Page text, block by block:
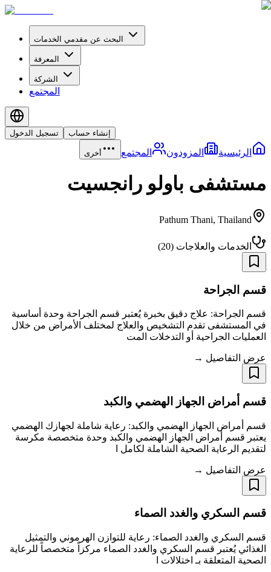
البحث عن مقدمي الخدمات
المعرفة
الشركة
المجتمع
تسجيل الدخول إنشاء حساب
الرئيسية المزودون المجتمع أخرى
مستشفى باولو رانجسيت
Pathum Thani, Thailand
الخدمات والعلاجات (
20
)
قسم الجراحة
قسم الجراحة: علاج دقيق بخبرة يُعتبر قسم الجراحة وحدة أساسية
في المستشفى تقدم التشخيص والعلاج لمختلف الأمراض من خلال
العمليات الجراحية أو التدخلات المت
عرض التفاصيل →
قسم أمراض الجهاز الهضمي والكبد
قسم أمراض الجهاز الهضمي والكبد: رعاية شاملة لجهازك الهضمي
يعتبر قسم أمراض الجهاز الهضمي والكبد وحدة متخصصة مكرسة
لتقديم الرعاية الصحية الشاملة لكامل ا
عرض التفاصيل →
قسم السكري والغدد الصماء
قسم السكري والغدد الصماء: رعاية للتوازن الهرموني والتمثيل
الغذائي يُعتبر قسم السكري والغدد الصماء مركزاً متخصصاً للرعاية
الصحية المتعلقة بـ اختلالات ا